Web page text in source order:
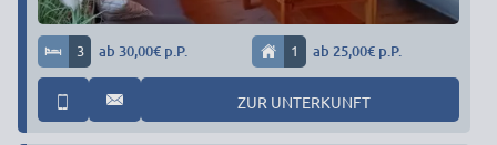
3 ab 30,00€ p.P. 1 ab 25,00€ p.P.
ZUR UNTERKUNFT